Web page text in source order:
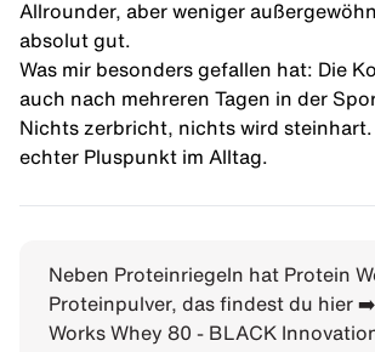
Allrounder, aber weniger
absolut gut.
Was mir besonders gefallen hat: Die
auch nach mehreren Tagen in der
Nichts zerbricht, nichts wird steinhart.
echter Pluspunkt im Alltag.
Neben Proteinriegeln hat Protein
Proteinpulver, das findest du hier
Works Whey 80 - BLACK